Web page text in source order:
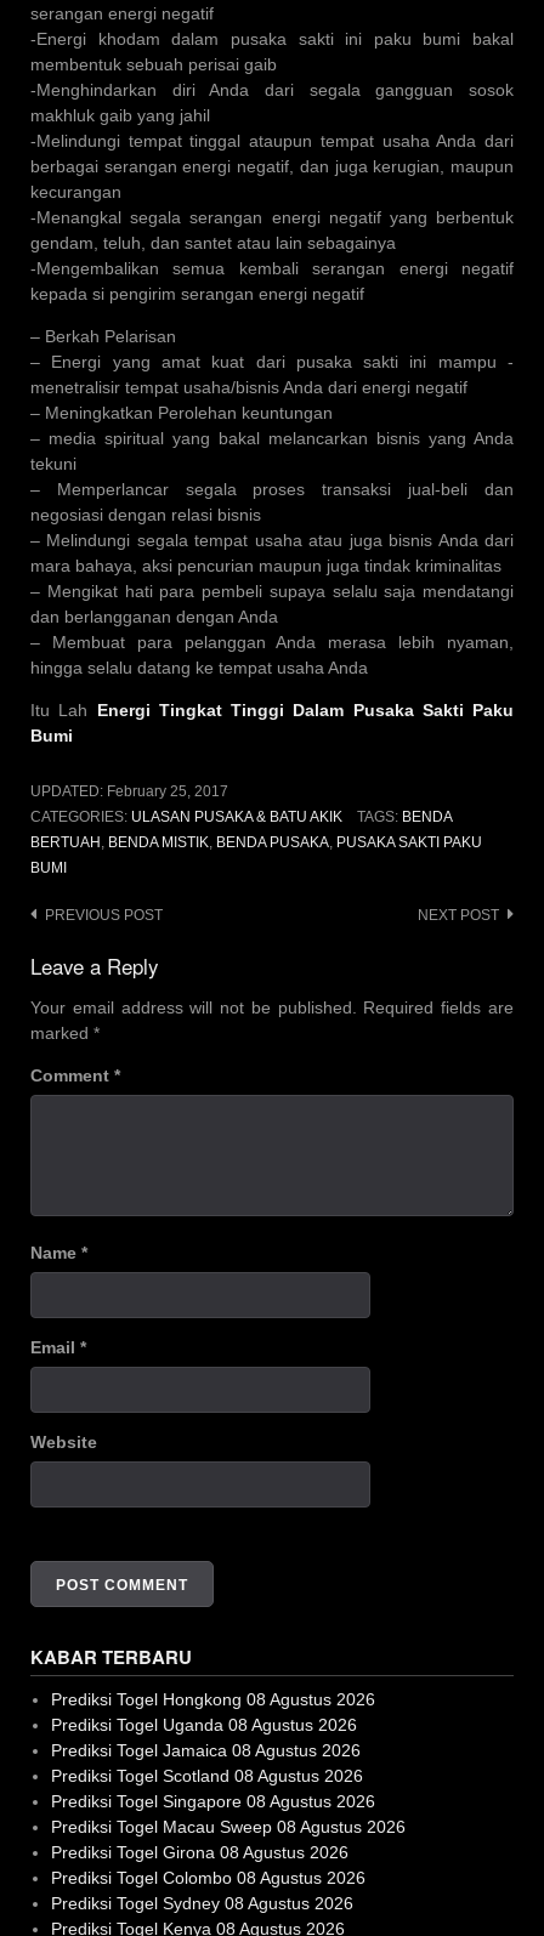
serangan energi negatif
-Energi khodam dalam pusaka sakti ini paku bumi bakal
membentuk sebuah perisai gaib
-Menghindarkan diri Anda dari segala gangguan sosok
makhluk gaib yang jahil
-Melindungi tempat tinggal ataupun tempat usaha Anda dari
berbagai serangan energi negatif, dan juga kerugian, maupun
kecurangan
-Menangkal segala serangan energi negatif yang berbentuk
gendam, teluh, dan santet atau lain sebagainya
-Mengembalikan semua kembali serangan energi negatif
kepada si pengirim serangan energi negatif
– Berkah Pelarisan
– Energi yang amat kuat dari pusaka sakti ini mampu -
menetralisir tempat usaha/bisnis Anda dari energi negatif
– Meningkatkan Perolehan keuntungan
– media spiritual yang bakal melancarkan bisnis yang Anda
tekuni
– Memperlancar segala proses transaksi jual-beli dan
negosiasi dengan relasi bisnis
– Melindungi segala tempat usaha atau juga bisnis Anda dari
mara bahaya, aksi pencurian maupun juga tindak kriminalitas
– Mengikat hati para pembeli supaya selalu saja mendatangi
dan berlangganan dengan Anda
– Membuat para pelanggan Anda merasa lebih nyaman,
hingga selalu datang ke tempat usaha Anda
Itu Lah Energi Tingkat Tinggi Dalam Pusaka Sakti Paku
Bumi
UPDATED: February 25, 2017
CATEGORIES: ULASAN PUSAKA & BATU AKIK TAGS: BENDA
BERTUAH , BENDA MISTIK, BENDA PUSAKA, PUSAKA SAKTI PAKU
BUMI
Post
navigation
PREVIOUS POST NEXT POST
Leave a Reply
Your email address will not be published.
Required fields are
marked *
Comment *
Name *
Email *
Website
KABAR TERBARU
Prediksi Togel Hongkong 08 Agustus 2026
Prediksi Togel Uganda 08 Agustus 2026
Prediksi Togel Jamaica 08 Agustus 2026
Prediksi Togel Scotland 08 Agustus 2026
Prediksi Togel Singapore 08 Agustus 2026
Prediksi Togel Macau Sweep 08 Agustus 2026
Prediksi Togel Girona 08 Agustus 2026
Prediksi Togel Colombo 08 Agustus 2026
Prediksi Togel Sydney 08 Agustus 2026
Prediksi Togel Kenya 08 Agustus 2026